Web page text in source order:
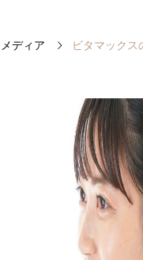
メディア ビタマックス